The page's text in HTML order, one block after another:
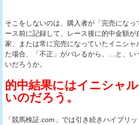
そこをしないのは、購入者が「完売になっ
ース前に記録して、レース後に的中金額が
家、または常に完売になっていたイニシ
た場合、「不正」がバレるから。…と、い
いだろうか。
的中結果にはイニシャ
いのだろう。
「競馬検証.com」では引き続きハイブリ